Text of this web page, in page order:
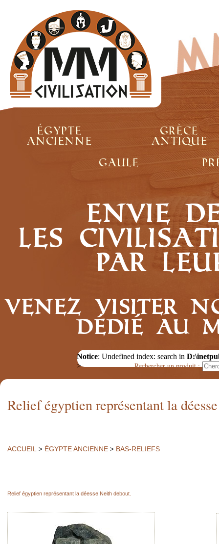
Égypte
ancienne
Grèce
antique
Gaule
Envie
les
par
Venez visiter
dédié au
Notice: Undefined index: search in
>
Rechercher un produit :
Relief égyptien représentant la
ACCUEIL > ÉGYPTE ANCIENNE > BAS-RELIEFS
Relief égyptien représentant la déesse Neith debout.